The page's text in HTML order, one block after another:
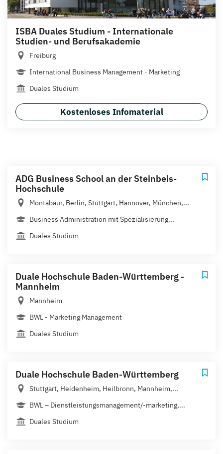
ISBA Duales Studium - Internationale
Studien- und Berufsakademie
Freiburg
International Business Management - Marketing
Duales Studium
Kostenloses Infomaterial
ADG Business School an der Steinbeis-
Hochschule
Montabaur, Berlin, Stuttgart, Hannover, München,...
Business Administration mit Spezialisierung...
Duales Studium
Duale Hochschule Baden-Württemberg -
Mannheim
Mannheim
BWL - Marketing Management
Duales Studium
Duale Hochschule Baden-Württemberg
Stuttgart, Heidenheim, Heilbronn, Mannheim,...
BWL – Dienstleistungsmanagement/-marketing,...
Duales Studium